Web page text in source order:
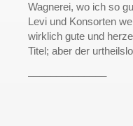
Wagnerei, wo ich so
Levi und Konsorten
wirklich gute und
Titel; aber der